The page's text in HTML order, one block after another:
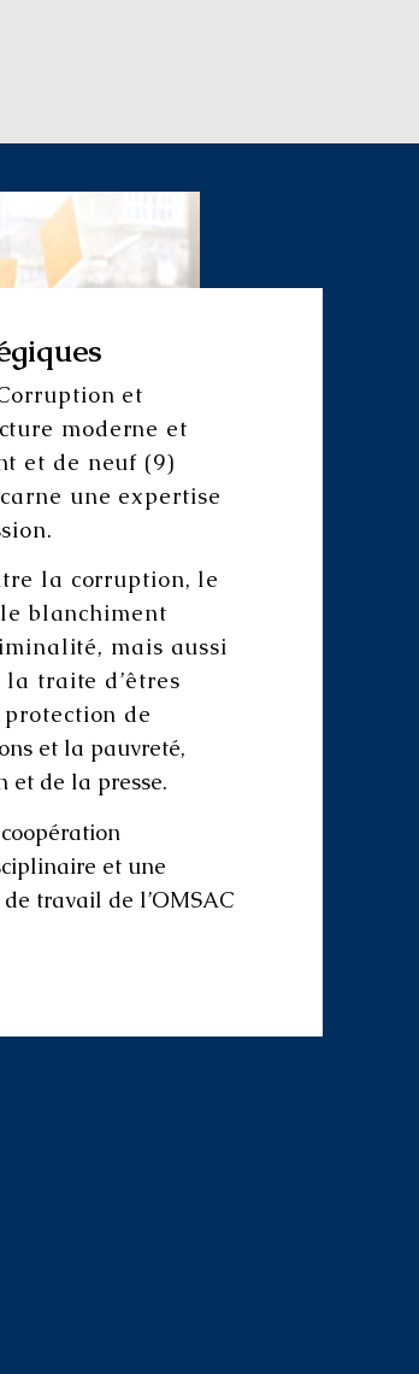
et
moderne et
et de neuf (9)
une expertise
la corruption, le
blanchiment
mais aussi
traite d’êtres
de
et la pauvreté,
et de la presse.
et une
travail de l’OMSAC